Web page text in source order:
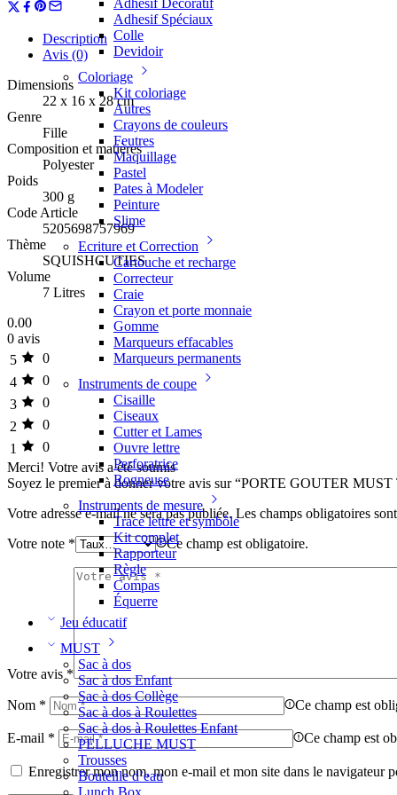
Adhesif Décoratif
Adhesif Spéciaux
Colle
Devidoir
Coloriage
Kit coloriage
Autres
Crayons de couleurs
Feutres
Maquillage
Pastel
Pates à Modeler
Peinture
Slime
Ecriture et Correction
Cartouche et recharge
Correcteur
Craie
Crayon et porte monnaie
Gomme
Marqueurs effacables
Marqueurs permanents
Instruments de coupe
Cisaille
Ciseaux
Cutter et Lames
Ouvre lettre
Perforatrice
Rogneuse
Instruments de mesure
Trace lettre et symbôle
Kit complet
Rapporteur
Règle
Compas
Équerre
Jeu éducatif
MUST
Sac à dos
Sac à dos Enfant
Sac à dos Collège
Sac à dos à Roulettes
Sac à dos à Roulettes Enfant
PELLUCHE MUST
Trousses
Bouteille d’eau
Description
Avis (0)
Dimensions
22 x 16 x 28 cm
Genre
Fille
Composition et matières
Polyester
Poids
300 g
Code Article
5205698757969
Thème
SQUISHCUTIES
Volume
7 Litres
0.00
0 avis
5
0
4
0
3
0
2
0
1
0
Merci! Votre avis a été soumis
Soyez le premier à donner votre avis sur “PORTE GOUTER
Votre adresse e-mail ne sera pas publiée. Les champs obligatoires
Votre note * Ce champ est obligatoire.
Votre avis *
Nom * Ce champ est
E-mail * Ce champ est
Enregistrer mon nom, mon e-mail et mon site dans le navigateur